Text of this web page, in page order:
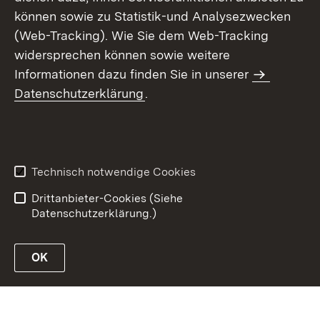
können sowie zu Statistik-und Analysezwecken
(Web-Tracking). Wie Sie dem Web-Tracking
widersprechen können sowie weitere
Informationen dazu finden Sie in unserer
Datenschutzerklärung.
Technisch notwendige Cookies
Drittanbieter-Cookies (Siehe
Datenschutzerklärung.)
OK